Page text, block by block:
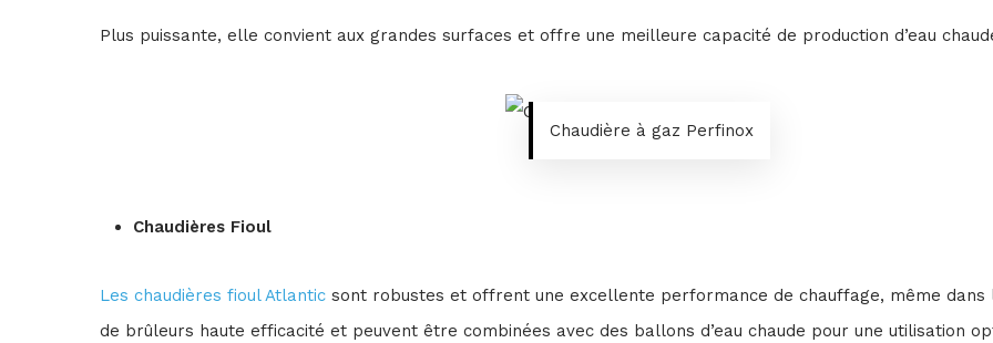
Plus puissante, elle convient aux grandes surfaces et offre une meilleure capacité de production d’eau
Chaudière à gaz Perfinox
Chaudières Fioul
Les chaudières fioul Atlantic sont robustes et offrent une excellente performance de chauffage, même
de brûleurs haute efficacité et peuvent être combinées avec des ballons d’eau chaude pour une utilisation